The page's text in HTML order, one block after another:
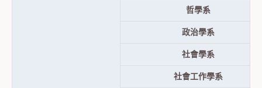
哲學系
政治學系
社會學系
社會工作學系